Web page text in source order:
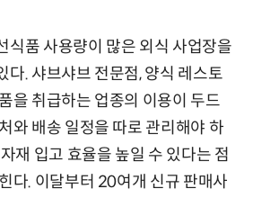
식품 사용량이 많은 외식 사업장을
다. 샤브샤브 전문점, 양식 레스토
을 취급하는 업종의 이용이 두드
와 배송 일정을 따로 관리해야 하
재 입고 효율을 높일 수 있다는 점
다. 이달부터 20여개 신규 판매사